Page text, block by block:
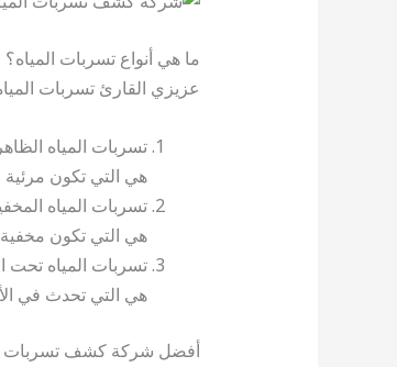
ما هي أنواع تسربات المياه؟
عزيزي القارئ تسربات
تسربات المياه
هي التي تكون مرئية
تسربات المياه
هي التي تكون
تسربات المياه تحت
هي التي تحدث في
أفضل شركة كشف تسربات